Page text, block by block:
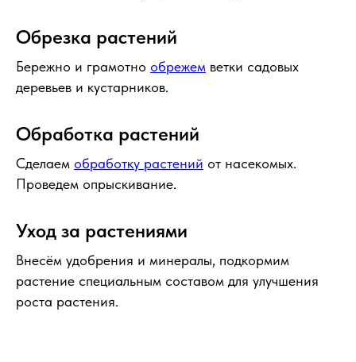
Обрезка растений
Бережно и грамотно обрежем ветки садовых
деревьев и кустарников.
Обработка растений
Сделаем обработку растений от насекомых.
Проведем опрыскивание.
Уход за растениями
Внесём удобрения и минералы, подкормим
растение специальным составом для улучшения
роста растения.